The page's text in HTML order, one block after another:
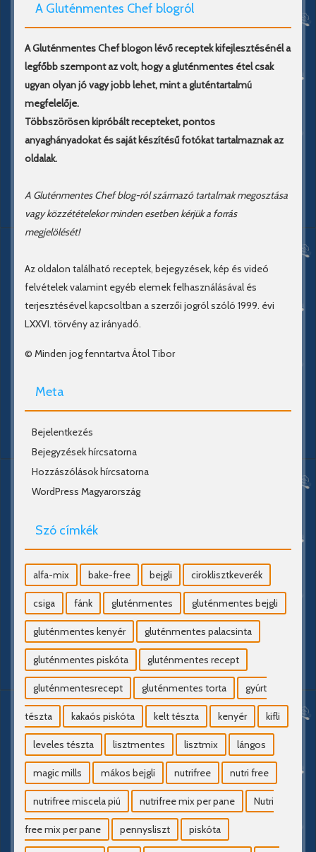
A Gluténmentes Chef blogról
A Gluténmentes Chef blogon lévő receptek kifejlesztésénél a
legfőbb szempont az volt, hogy a gluténmentes étel csak
ugyan olyan jó vagy jobb lehet, mint a gluténtartalmú
megfelelője.
Többszörösen kipróbált recepteket, pontos
anyaghányadokat és saját készítésű fotókat tartalmaznak az
oldalak.
A Gluténmentes Chef blog-ról származó tartalmak megosztása
vagy közzétételekor minden esetben kérjük a forrás
megjelölését!
Az oldalon található receptek, bejegyzések, kép és videó
felvételek valamint egyéb elemek felhasználásával és
terjesztésével kapcsoltban a szerzői jogról szóló 1999. évi
LXXVI. törvény az irányadó.
© Minden jog fenntartva Átol Tibor
Meta
Bejelentkezés
Bejegyzések hírcsatorna
Hozzászólások hírcsatorna
WordPress Magyarország
Szó címkék
alfa-mix bake-free bejgli ciroklisztkeverék
csiga fánk gluténmentes gluténmentes bejgli
gluténmentes kenyér gluténmentes palacsinta
gluténmentes piskóta gluténmentes recept
gluténmentesrecept gluténmentes torta gyúrt
tészta kakaós piskóta kelt tészta kenyér kifli
leveles tészta lisztmentes lisztmix lángos
magic mills mákos bejgli nutrifree nutri free
nutrifree miscela piú nutrifree mix per pane Nutri
free mix per pane pennysliszt piskóta